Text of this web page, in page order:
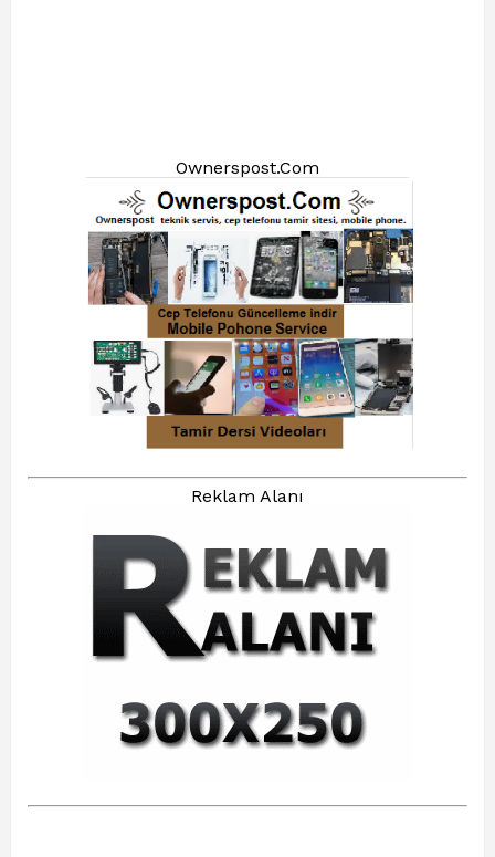
Ownerspost.Com
Reklam Alanı